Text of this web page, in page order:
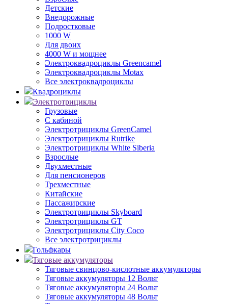
Детские
Внедорожные
Подростковые
1000 W
Для двоих
4000 W и мощнее
Электроквадроциклы Greencamel
Электроквадроциклы Motax
Все электроквадроциклы
Квадроциклы
Электротрициклы
Грузовые
С кабиной
Электротрициклы GreenCamel
Электротрициклы Rutrike
Электротрициклы White Siberia
Взрослые
Двухместные
Для пенсионеров
Трехместные
Китайские
Пассажирские
Электротрициклы Skyboard
Электротрициклы GT
Электротрициклы City Coco
Все электротрициклы
Гольфкары
Тяговые аккумуляторы
Тяговые свинцово-кислотные аккумуляторы
Тяговые аккумуляторы 12 Вольт
Тяговые аккумуляторы 24 Вольт
Тяговые аккумуляторы 48 Вольт